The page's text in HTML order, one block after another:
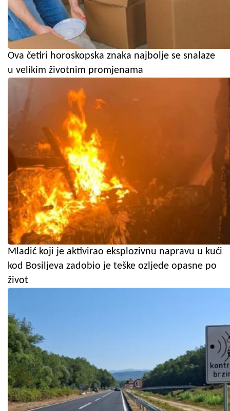
Ova četiri horoskopska znaka najbolje se snalaze
u velikim životnim promjenama
Mladić koji je aktivirao eksplozivnu napravu u kući
kod Bosiljeva zadobio je teške ozljede opasne po
život